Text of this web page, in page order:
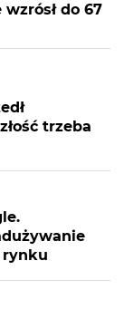
do 67
trzeba
rynku